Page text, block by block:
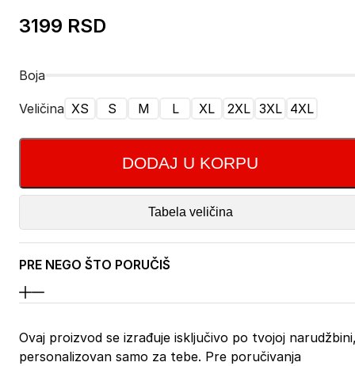
3199 RSD
Boja
Veličina XS S M L XL 2XL 3XL 4XL
DODAJ U KORPU
Tabela veličina
PRE NEGO ŠTO PORUČIŠ
Ovaj proizvod se izrađuje isključivo po tvojoj
personalizovan samo za tebe. Pre poručivanja